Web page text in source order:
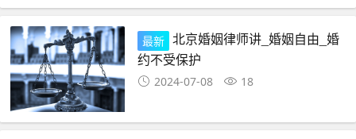
最新 北京婚姻律师讲_婚姻自由_婚
约不受保护
2024-07-08 18